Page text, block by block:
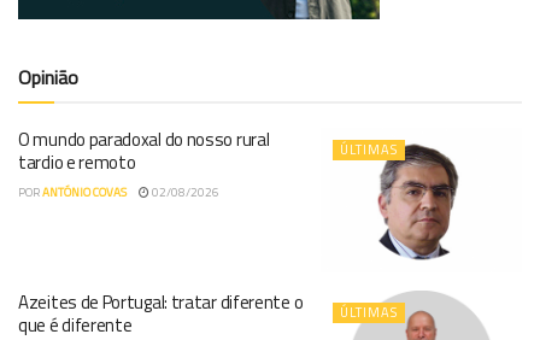
Opinião
ÚLTIMAS
O mundo paradoxal do nosso rural
tardio e remoto
PORANTÓNIO COVAS 02/08/2026
ÚLTIMAS
Azeites de Portugal: tratar diferente o
que é diferente